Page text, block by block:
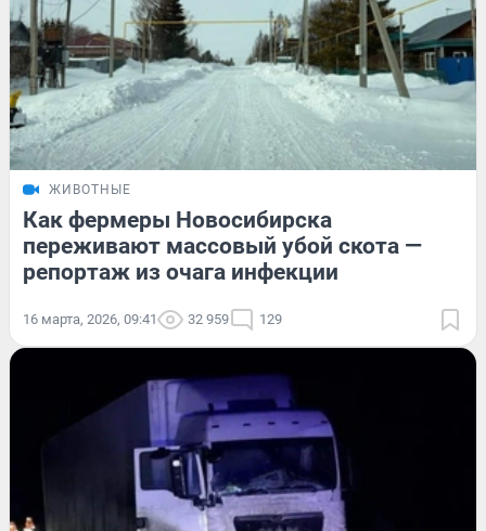
ЖИВОТНЫЕ
Как фермеры Новосибирска
переживают массовый убой скота —
репортаж из очага инфекции
16 марта, 2026, 09:41 32 959 129